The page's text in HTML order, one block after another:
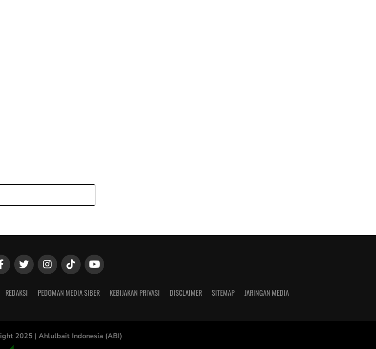
REDAKSI PEDOMAN MEDIA SIBER KEBIJAKAN PRIVASI DISCLAIMER SITEMAP JARINGAN MEDIA
2025 | Ahlulbait Indonesia (ABI)